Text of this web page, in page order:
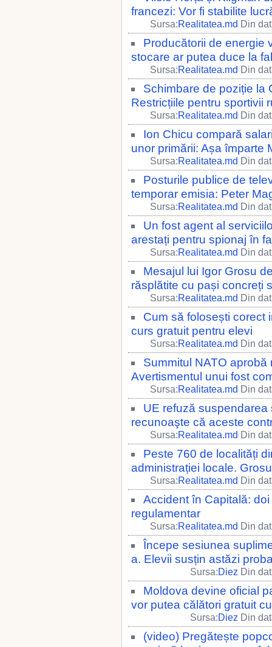
francezi: Vor fi stabilite
Sursa:Realitatea.md Din
Producătorii de energie
stocare ar putea duce la
Sursa:Realitatea.md Din
Schimbare de poziție la
Restricțiile pentru sportivii
Sursa:Realitatea.md Din
Ion Chicu compară
unor primării: Așa împarte
Sursa:Realitatea.md Din
Posturile publice de
temporar emisia: Peter
Sursa:Realitatea.md Din
Un fost agent al
arestați pentru spionaj în
Sursa:Realitatea.md Din
Mesajul lui Igor Grosu
răsplătite cu pași concreți
Sursa:Realitatea.md Din
Cum să folosești corect
curs gratuit pentru elevi
Sursa:Realitatea.md Din
Summitul NATO
Avertismentul unui fost
Sursa:Realitatea.md Din
UE refuză suspendarea
recunoaşte că aceste
Sursa:Realitatea.md Din
Peste 760 de localități
administrației locale.
Sursa:Realitatea.md Din
Accident în Capitală:
regulamentar
Sursa:Realitatea.md Din
Începe sesiunea
a. Elevii susțin astăzi
Sursa:Diez Din
Moldova devine oficial
vor putea călători gratuit
Sursa:Diez Din
(video) Pregătește